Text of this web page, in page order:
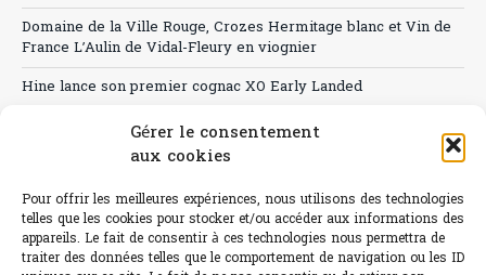
Gérer le consentement
aux cookies
Pour offrir les meilleures expériences, nous utilisons des technologies
telles que les cookies pour stocker et/ou accéder aux informations des
appareils. Le fait de consentir à ces technologies nous permettra de
traiter des données telles que le comportement de navigation ou les ID
Domaine de la Ville Rouge, Crozes Hermitage blanc et Vin de
France L’Aulin de Vidal-Fleury en viognier
Hine lance son premier cognac XO Early Landed
Canicule : A quand le CHR à « l’heure espagnole » ?
Sélection de rosés 2026